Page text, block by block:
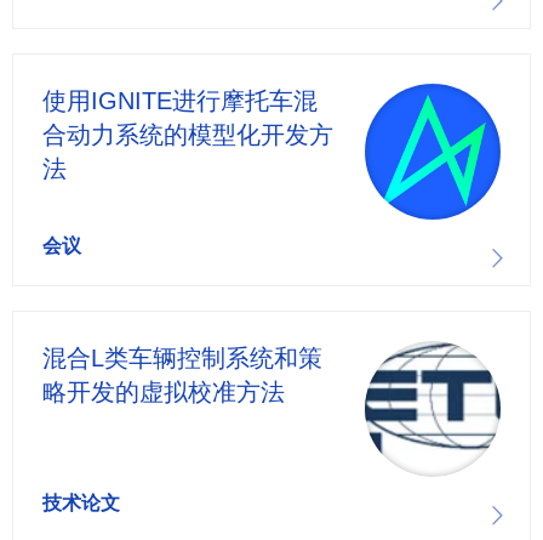
使用IGNITE进行摩托车混
合动力系统的模型化开发方
法
会议
混合L类车辆控制系统和策
略开发的虚拟校准方法
技术论文